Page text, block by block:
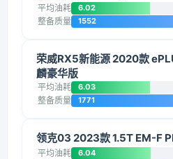
平均油耗 6.02
整备质量 1552
荣威RX5新能源 2020款
麟豪华版
平均油耗 6.03
整备质量 1771
领克03 2023款 1.5T EM-F
平均油耗 6.04